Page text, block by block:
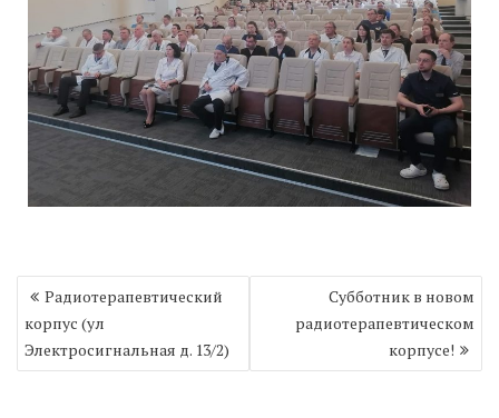
Навигация
записям
Радиотерапевтический
корпус (ул
Электросигнальная д. 13/2)
Субботник в новом
радиотерапевтическом
корпусе!